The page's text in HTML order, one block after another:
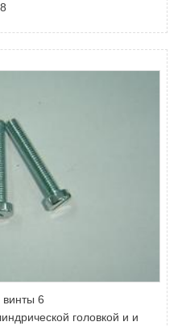
6
головкой и и